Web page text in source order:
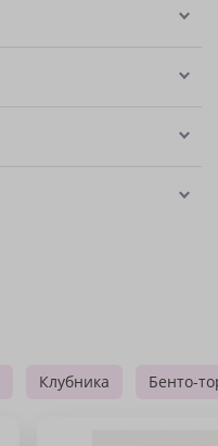
Клубника Бенто-